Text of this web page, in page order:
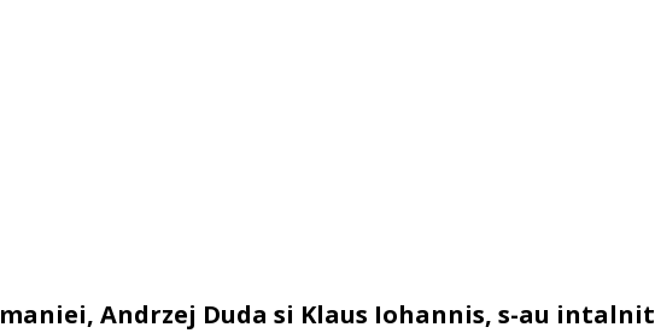
Andrzej Duda si Klaus Iohannis, s-au intalnit